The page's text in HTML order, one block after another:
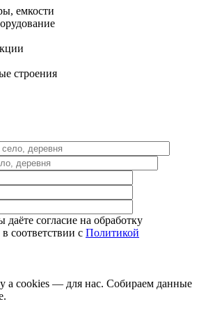
емкости
строения
согласие на обработку
соответствии c Политикой
а cookies — для нас. Собираем данные